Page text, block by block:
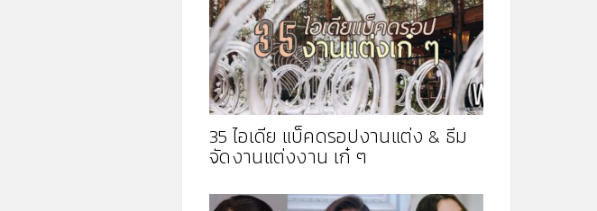
35 ไอเดีย แบ็คดรอปงานแต่ง & ธีม
จัดงานแต่งงาน เก๋ ๆ